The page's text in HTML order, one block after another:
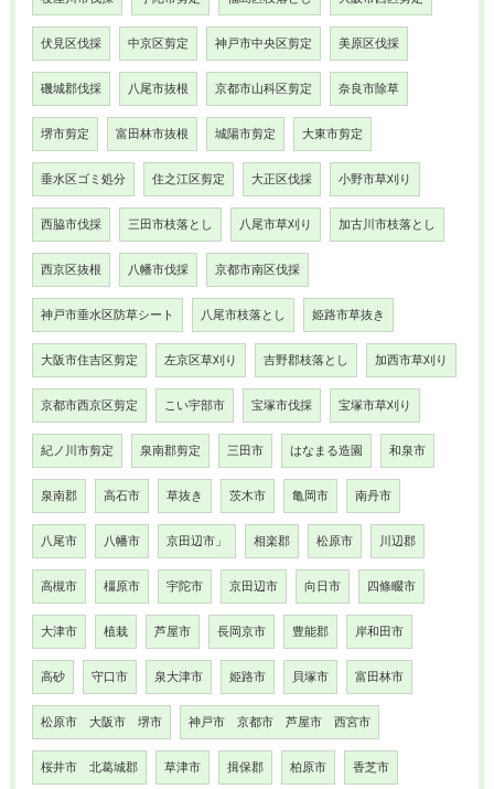
伏見区伐採 中京区剪定 神戸市中央区剪定 美原区伐採
磯城郡伐採 八尾市抜根 京都市山科区剪定 奈良市除草
堺市剪定 富田林市抜根 城陽市剪定 大東市剪定
垂水区ゴミ処分 住之江区剪定 大正区伐採 小野市草刈り
西脇市伐採 三田市枝落とし 八尾市草刈り 加古川市枝落とし
西京区抜根 八幡市伐採 京都市南区伐採
神戸市垂水区防草シート 八尾市枝落とし 姫路市草抜き
大阪市住吉区剪定 左京区草刈り 吉野郡枝落とし 加西市草刈り
京都市西京区剪定 こい宇部市 宝塚市伐採 宝塚市草刈り
紀ノ川市剪定 泉南郡剪定 三田市 はなまる造園 和泉市
泉南郡 高石市 草抜き 茨木市 亀岡市 南丹市
八尾市 八幡市 京田辺市」 相楽郡 松原市 川辺郡
高槻市 橿原市 宇陀市 京田辺市 向日市 四條畷市
大津市 植栽 芦屋市 長岡京市 豊能郡 岸和田市
高砂 守口市 泉大津市 姫路市 貝塚市 富田林市
松原市 大阪市 堺市 神戸市 京都市 芦屋市 西宮市
桜井市 北葛城郡 草津市 揖保郡 柏原市 香芝市